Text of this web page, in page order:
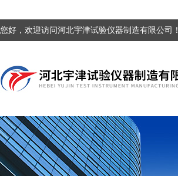
您好，欢迎访问河北宇津试验仪器制造有限公司！